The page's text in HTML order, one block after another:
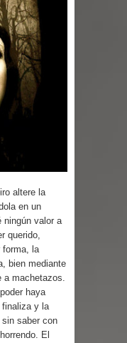
del Infierno
altere la
en un
ningún valor a
querido,
forma, la
bien mediante
a machetazos.
haya
finaliza y la
saber con
El